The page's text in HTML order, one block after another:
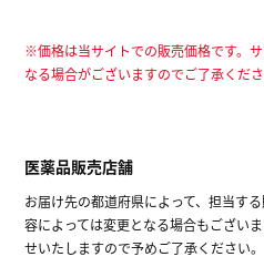
※価格は当サイトでの販売価格です。
なる場合がございますのでご了承くださ
医薬品販売店舗
お届け先の都道府県によって、担当す
容によっては変更となる場合もござい
せいたしますので予めご了承ください。